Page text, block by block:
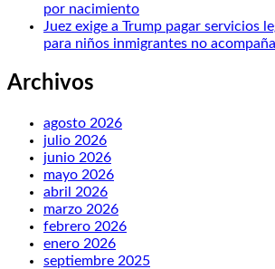
por nacimiento
Juez exige a Trump pagar servicios
para niños inmigrantes no
Archivos
agosto 2026
julio 2026
junio 2026
mayo 2026
abril 2026
marzo 2026
febrero 2026
enero 2026
septiembre 2025